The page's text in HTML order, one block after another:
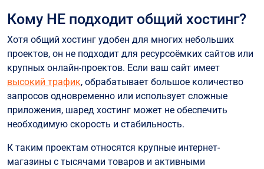
Кому НЕ подходит общий хостинг?
Хотя общий хостинг удобен для многих небольших
проектов, он не подходит для ресурсоёмких сайтов или
крупных онлайн-проектов. Если ваш сайт имеет
высокий трафик, обрабатывает большое количество
запросов одновременно или использует сложные
приложения, шаред хостинг может не обеспечить
необходимую скорость и стабильность.
К таким проектам относятся крупные интернет-
магазины с тысячами товаров и активными